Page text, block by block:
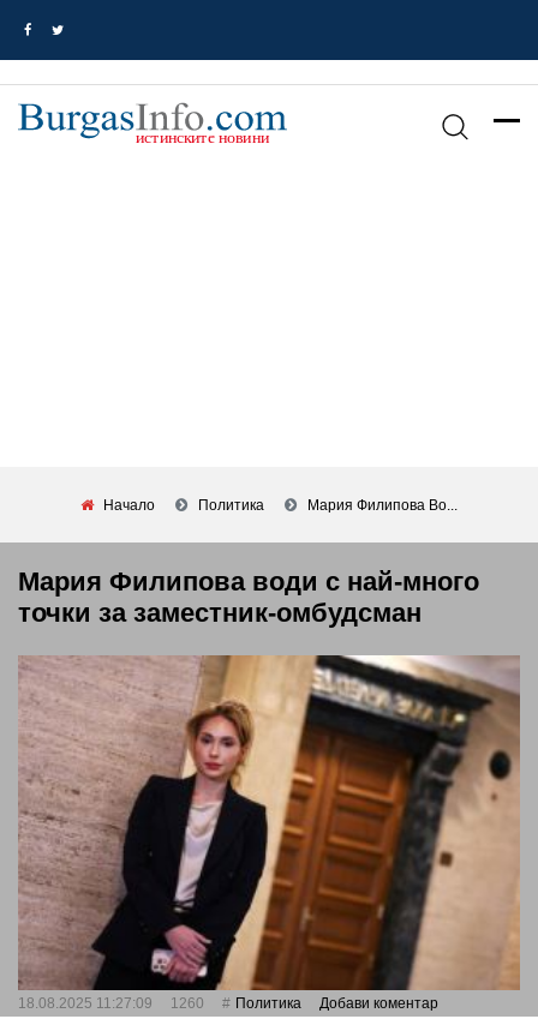
Начало Политика Мария Филипова Во...
Мария Филипова води с най-много
точки за заместник-омбудсман
18.08.2025 11:27:09 1260 Политика Добави коментар